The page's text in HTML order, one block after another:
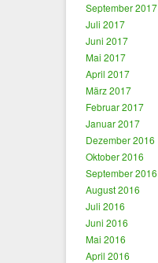
September 2017
Juli 2017
Juni 2017
Mai 2017
April 2017
März 2017
Februar 2017
Januar 2017
Dezember 2016
Oktober 2016
September 2016
August 2016
Juli 2016
Juni 2016
Mai 2016
April 2016